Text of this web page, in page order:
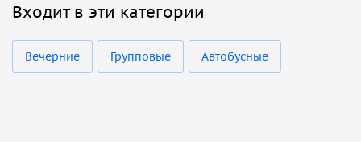
Входит в эти категории
Вечерние Групповые Автобусные